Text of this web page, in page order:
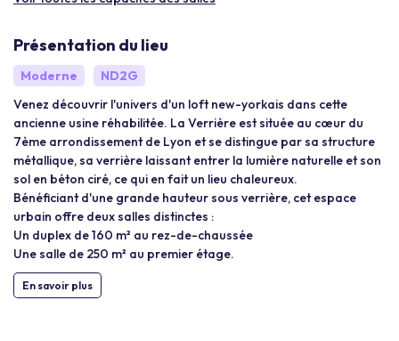
Présentation du lieu
Moderne
ND2G
Venez découvrir l'univers d'un loft new-yorkais dans cette
ancienne usine réhabilitée. La Verrière est située au cœur du
7ème arrondissement de Lyon et se distingue par sa structure
métallique, sa verrière laissant entrer la lumière naturelle et son
sol en béton ciré, ce qui en fait un lieu chaleureux.
Bénéficiant d'une grande hauteur sous verrière, cet espace
urbain offre deux salles distinctes :
Un duplex de 160 m² au rez-de-chaussée
Une salle de 250 m² au premier étage.
En savoir plus